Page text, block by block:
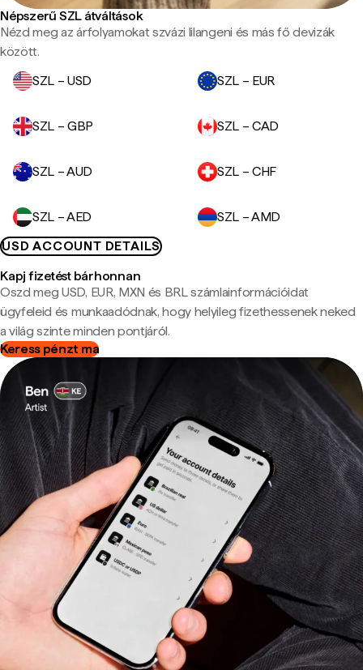
Népszerű SZL átváltások
Nézd meg az árfolyamokat szvázi lilangeni és más fő devizák
között.
SZL – USD
SZL – EUR
SZL – GBP SZL – CAD
SZL – AUD SZL – CHF
SZL – AED
SZL – AMD
USD ACCOUNT DETAILS
Kapj fizetést bárhonnan
Oszd meg USD, EUR, MXN és BRL számlainformációidat
ügyfeleid és munkaadódnak, hogy helyileg fizethessenek neked
a világ szinte minden pontjáról.
Keress pénzt ma